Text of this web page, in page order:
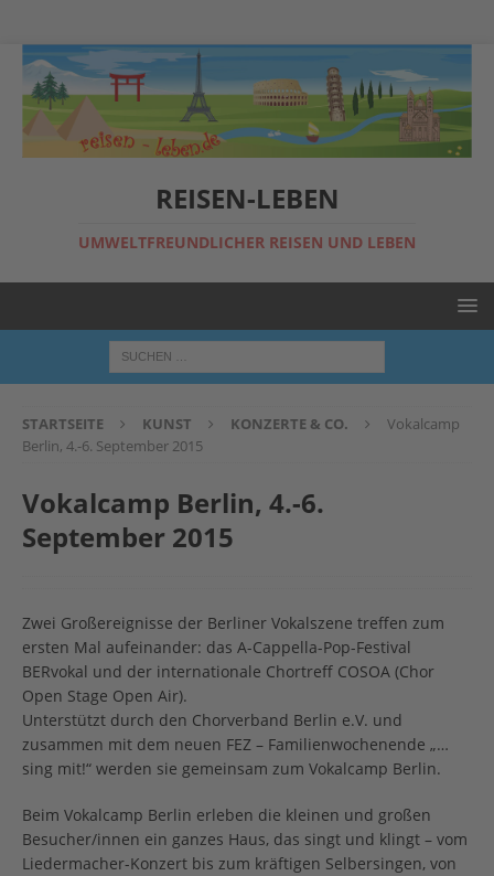
REISEN-LEBEN
UMWELTFREUNDLICHER REISEN UND LEBEN
STARTSEITE KUNST KONZERTE & CO.
Vokalcamp
Berlin, 4.-6. September 2015
Vokalcamp Berlin, 4.-6.
September 2015
Zwei Großereignisse der Berliner Vokalszene treffen zum
ersten Mal aufeinander: das A-Cappella-Pop-Festival
BERvokal und der internationale Chortreff COSOA (Chor
Open Stage Open Air).
Unterstützt durch den Chorverband Berlin e.V. und
zusammen mit dem neuen FEZ – Familienwochenende „…
sing mit!“ werden sie gemeinsam zum Vokalcamp Berlin.
Beim Vokalcamp Berlin erleben die kleinen und großen
Besucher/innen ein ganzes Haus, das singt und klingt – vom
Liedermacher-Konzert bis zum kräftigen Selbersingen, von